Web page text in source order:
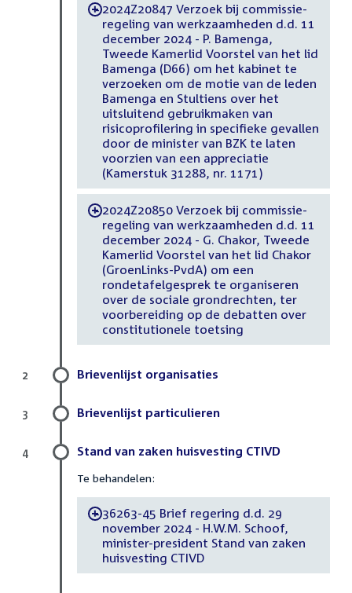
-2024Z20847 Verzoek bij commissie-
regeling van werkzaamheden d.d. 11
december 2024 - P. Bamenga,
Tweede Kamerlid Voorstel van het lid
Bamenga (D66) om het kabinet te
verzoeken om de motie van de leden
Bamenga en Stultiens over het
uitsluitend gebruikmaken van
risicoprofilering in specifieke gevallen
door de minister van BZK te laten
voorzien van een appreciatie
(Kamerstuk 31288, nr. 1171)
-2024Z20850 Verzoek bij commissie-
regeling van werkzaamheden d.d. 11
december 2024 - G. Chakor, Tweede
Kamerlid Voorstel van het lid Chakor
(GroenLinks-PvdA) om een
rondetafelgesprek te organiseren
over de sociale grondrechten, ter
voorbereiding op de debatten over
constitutionele toetsing
Brievenlijst organisaties
2
Brievenlijst particulieren
3
Stand van zaken huisvesting CTIVD
Te behandelen:
-36263-45 Brief regering d.d. 29
november 2024 - H.W.M. Schoof,
minister-president Stand van zaken
huisvesting CTIVD
4